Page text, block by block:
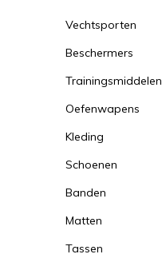
Vechtsporten
Beschermers
Trainingsmiddelen
Oefenwapens
Kleding
Schoenen
Banden
Matten
Tassen